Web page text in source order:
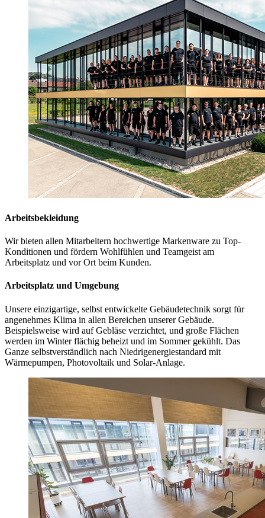
Arbeitsbekleidung
Wir bieten allen Mitarbeitern hochwertige Markenware zu Top-
Konditionen und fördern Wohlfühlen und Teamgeist am
Arbeitsplatz und vor Ort beim Kunden.
Arbeitsplatz und Umgebung
Unsere einzigartige, selbst entwickelte Gebäudetechnik sorgt für
angenehmes Klima in allen Bereichen unserer Gebäude.
Beispielsweise wird auf Gebläse verzichtet, und große Flächen
werden im Winter flächig beheizt und im Sommer gekühlt. Das
Ganze selbstverständlich nach Niedrigenergiestandard mit
Wärmepumpen, Photovoltaik und Solar-Anlage.